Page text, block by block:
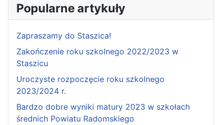
Popularne artykuły
Zapraszamy do Staszica!
Zakończenie roku szkolnego 2022/2023 w
Staszicu
Uroczyste rozpoczęcie roku szkolnego
2023/2024 r.
Bardzo dobre wyniki matury 2023 w szkołach
średnich Powiatu Radomskiego